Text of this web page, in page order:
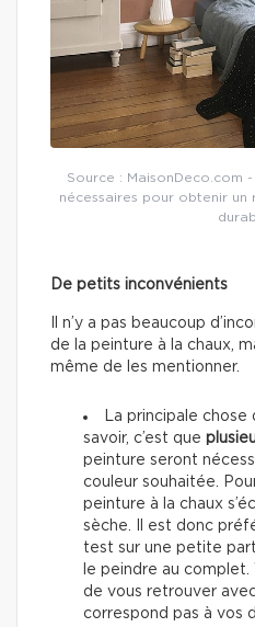
Source : MaisonDeco.com
nécessaires pour obtenir
De petits inconvénients
Il n’y a pas beaucoup
de la peinture à la chaux,
même de les mentionner.
La principale
savoir, c’est que
peinture seront
couleur souhaitée.
peinture à la chaux
sèche. Il est donc
test sur une petite
le peindre au
de vous retrouver
correspond pas à vos